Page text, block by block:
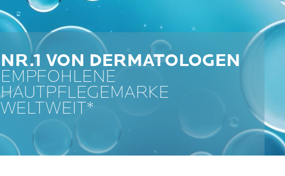
NR.1 VON DERMATOLOGEN
EMPFOHLENE
HAUTPFLEGEMARKE
WELTWEIT*